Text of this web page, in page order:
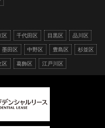
区 千代田区 目黒区 品川区
墨田区 中野区 豊島区 杉並区
区 葛飾区 江戸川区